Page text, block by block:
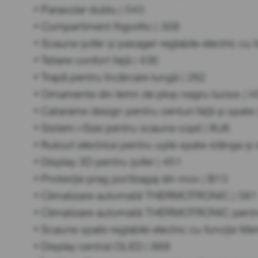
• Parasolar dublu | 543
• Compartiment frigorific | 308
• Scaune șofer și pasager reglabile electric cu
• Tetiere confort față | 436
• Trapă pentru încărcare lungă | 282
• Ornamente din lemn de plop negru lucios |
• Catarame design pentru centuri față și spate |
• Sistem i-Size pentru scaune copil | 8U8
• Rulouri electrice pentru ușile spate stânga și
• Display 3D pentru șofer | 451
• Protecție prag portbagaj din inox | B13
• Climatizare automată THERMOTRONIC | 581
• Climatizare automată THERMOTRONIC
• Scaune spate reglabile electric cu funcție
• Display central OLED | 868